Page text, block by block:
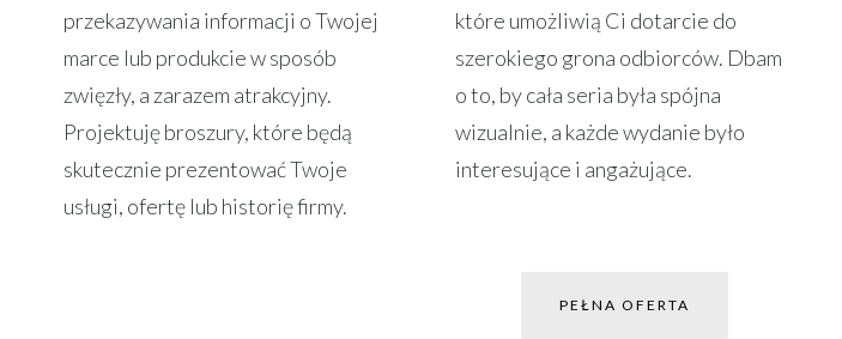
przekazywania informacji o Twojej
marce lub produkcie w sposób
zwięzły, a zarazem atrakcyjny.
Projektuję broszury, które będą
skutecznie prezentować Twoje
usługi, ofertę lub historię firmy.
które umożliwią Ci dotarcie do
szerokiego grona odbiorców. Dbam
o to, by cała seria była spójna
wizualnie, a każde wydanie było
interesujące i angażujące.
PEŁNA OFERTA